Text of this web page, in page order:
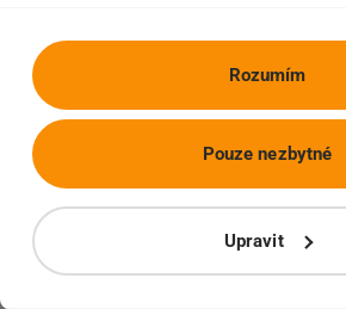
Rozumím
Upravit
Pouze nezbytné